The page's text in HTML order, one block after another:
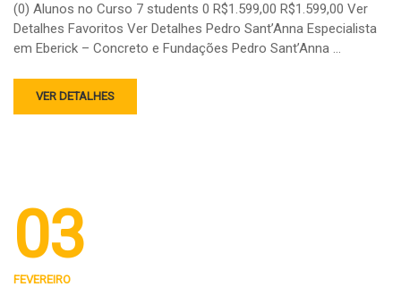
(0) Alunos no Curso 7 students 0 R$1.599,00 R$1.599,00 Ver
Detalhes Favoritos Ver Detalhes Pedro Sant’Anna Especialista
em Eberick – Concreto e Fundações Pedro Sant’Anna …
VER DETALHES
03
FEVEREIRO